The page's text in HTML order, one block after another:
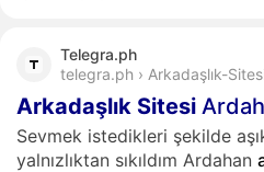
Telegra.ph
telegra.ph › Arkadaşlık-
Arkadaşlık Sitesi
Sevmek istedikleri şekilde
yalnızlıktan sıkıldım Ardahan